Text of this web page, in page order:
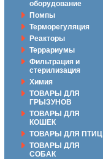
оборудование
Помпы
Терморегуляция
Реакторы
Террариумы
Фильтрация и
стерилизация
Химия
ТОВАРЫ ДЛЯ
ГРЫЗУНОВ
ТОВАРЫ ДЛЯ
КОШЕК
ТОВАРЫ ДЛЯ ПТИЦ
ТОВАРЫ ДЛЯ
СОБАК